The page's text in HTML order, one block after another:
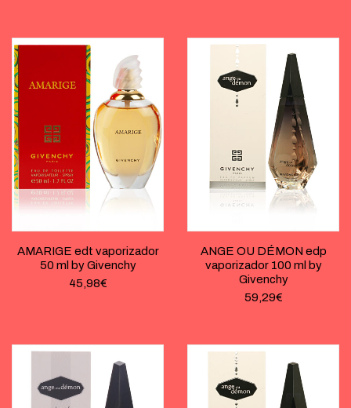
AMARIGE edt vaporizador
50 ml by Givenchy
45,98€
ANGE OU DÉMON edp
vaporizador 100 ml by
Givenchy
59,29€